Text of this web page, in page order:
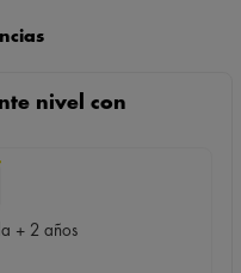
es:
nivel con
+ 2 años